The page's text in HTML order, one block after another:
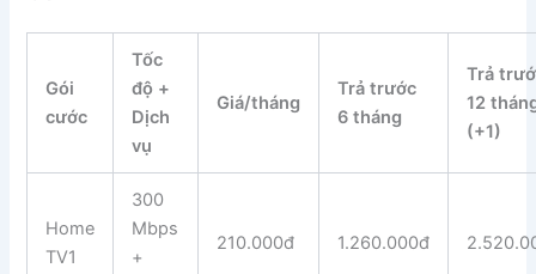
Gói
cước
Tốc
độ +
Dịch
vụ
Giá/tháng
Trả trước
6 tháng
Trả
12
(+1)
Home
TV1
300
Mbps
+
210.000đ 1.260.000đ